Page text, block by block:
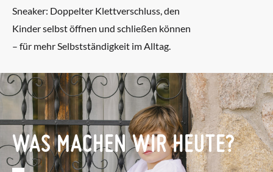
Sneaker: Doppelter Klettverschluss, den
Kinder selbst öffnen und schließen können
– für mehr Selbstständigkeit im Alltag.
WAS MACHEN WIR HEUTE?